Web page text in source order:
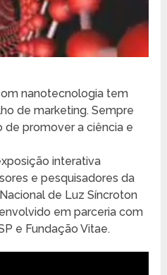
nanotecnologia tem
de marketing. Sempre
promover a ciência e
interativa
e pesquisadores da
de Luz Síncroton
em parceria com
e Fundação Vitae.